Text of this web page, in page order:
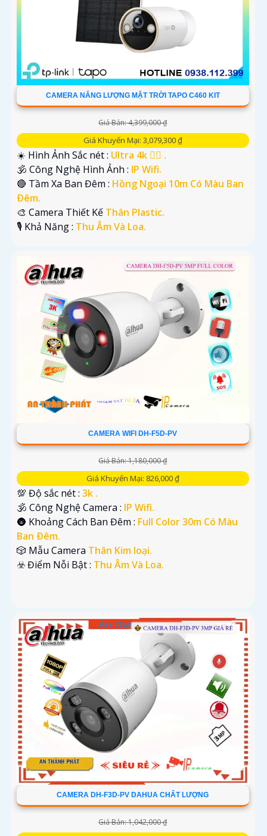
CAMERA NĂNG LƯỢNG MẶT TRỜI TAPO C460 KIT
Giá Bán: 4,399,000 ₫
Giá Khuyến Mại: 3,079,300 ₫
☀️ Hình Ảnh Sắc nét : Ultra 4k 👍🏾 .
🕉️ Công Nghệ Hình Ảnh : IP Wifi.
🔴 Tầm Xa Ban Đêm : Hồng Ngoại 10m Có Màu Ban
Ðêm.
🎨 Camera Thiết Kế Thân Plastic.
️🎙 Khả Năng : Thu Âm Và Loa.
CAMERA WIFI DH-F5D-PV
Giá Bán: 1,180,000 ₫
Giá Khuyến Mại: 826,000 ₫
💯 Độ sắc nét : 3k .
🕉️ Công Nghệ Camera : IP Wifi.
🌚 Khoảng Cách Ban Đêm : Full Color 30m Có Màu
Ban Ðêm.
🎲 Mẫu Camera Thân Kim loại.
️☣️ Điểm Nỗi Bật : Thu Âm Và Loa.
CAMERA DH-F3D-PV DAHUA CHẤT LƯỢNG
Giá Bán: 1,042,000 ₫